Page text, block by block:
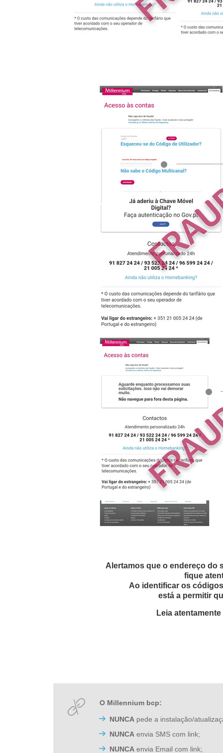
Alertamos que o endereço do
fique
Ao identificar os
está a permitir
Leia
O Millennium bcp:
NUNCA pede a instalação/
NUNCA envia SMS com link;
NUNCA envia Email com link;